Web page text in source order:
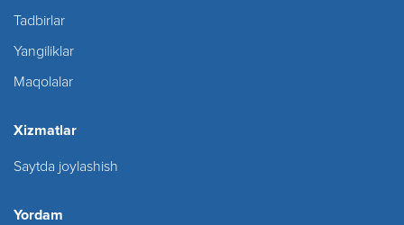
Tadbirlar
Yangiliklar
Maqolalar
Xizmatlar
Saytda joylashish
Yordam